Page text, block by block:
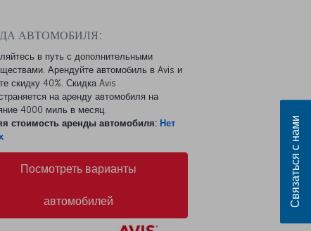
АВТОМОБИЛЯ:
в путь с дополнительными
Арендуйте автомобиль в Avis и
скидку 40%. Скидка Avis
на аренду автомобиля на
4000 миль в месяц.
стоимость аренды автомобиля: Нет
Посмотреть варианты
автомобилей Связаться с нами